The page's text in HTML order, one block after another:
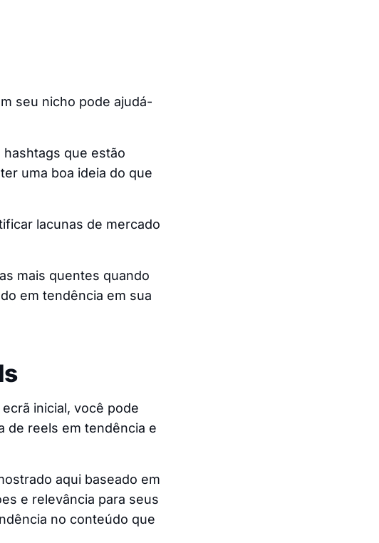
seu nicho pode ajudá-
que estão
uma boa ideia do que
lacunas de mercado
mais quentes quando
em tendência em sua
inicial, você pode
de reels em tendência e
aqui baseado em
e relevância para seus
no conteúdo que